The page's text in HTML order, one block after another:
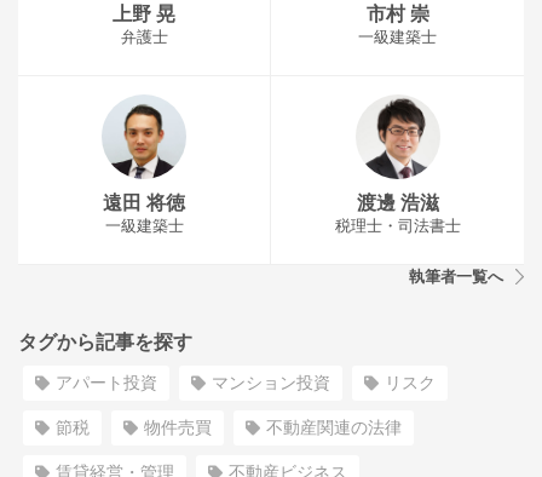
上野 晃
弁護士
市村 崇
一級建築士
遠田 将徳
一級建築士
渡邊 浩滋
税理士・司法書士
執筆者一覧へ
タグから記事を探す
アパート投資 マンション投資 リスク
節税 物件売買 不動産関連の法律
賃貸経営・管理 不動産ビジネス